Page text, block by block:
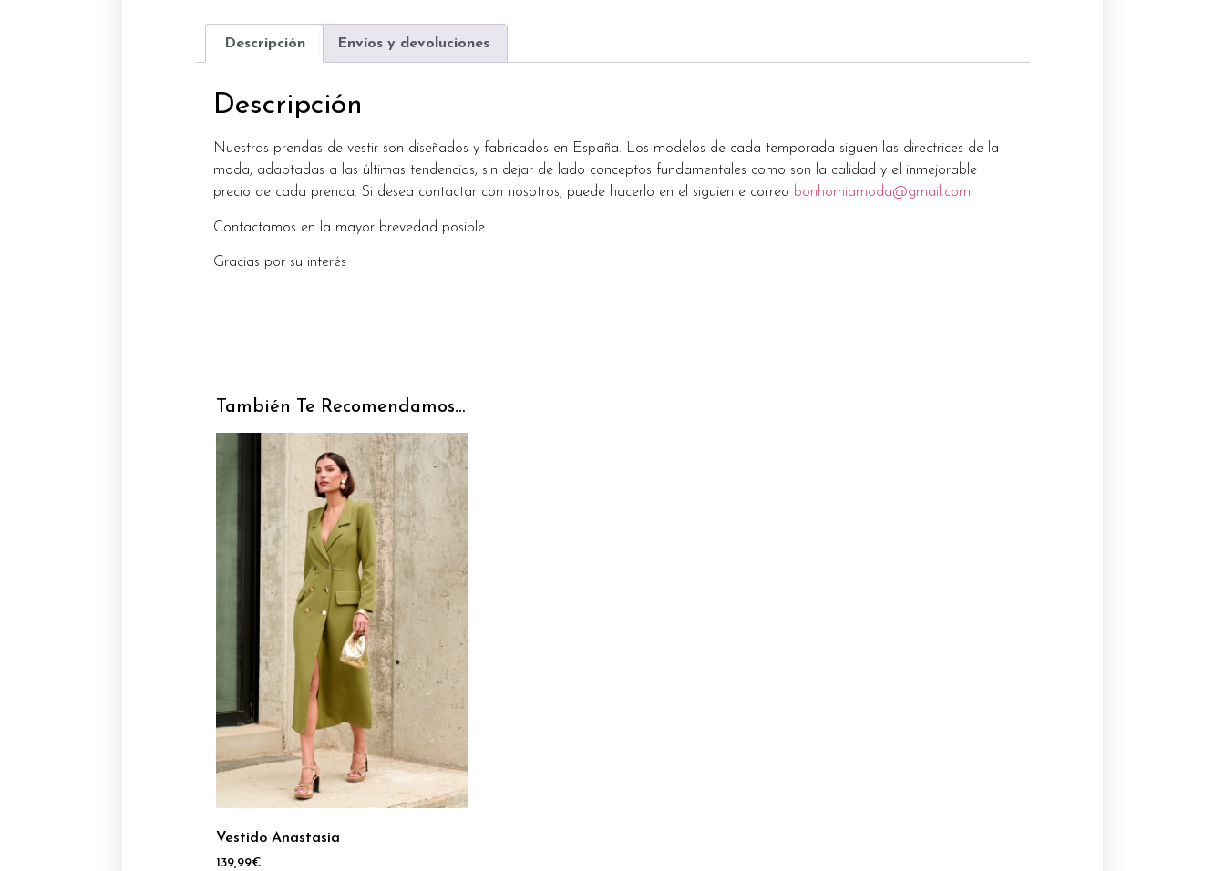
Descripción Envíos y devoluciones
Descripción
Nuestras prendas de vestir son diseñados y fabricados en España. Los modelos de cada temporada siguen las directrices de la
moda, adaptadas a las últimas tendencias, sin dejar de lado conceptos fundamentales como son la calidad y el inmejorable
precio de cada prenda. Si desea contactar con nosotros, puede hacerlo en el siguiente correo bonhomiamoda@gmail.com
Contactamos en la mayor brevedad posible.
Gracias por su interés
También Te Recomendamos…
Vestido Anastasia
139,99€